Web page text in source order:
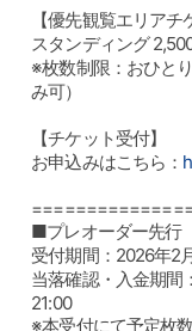
【優先観覧エリアチ
スタンディング
※枚数制限：おひと
み可）
【チケット受付】
お申込みはこちら：
■プレオーダー先行
受付期間：2026年2
当落確認・入金期間
21:00
※本受付にて予定枚